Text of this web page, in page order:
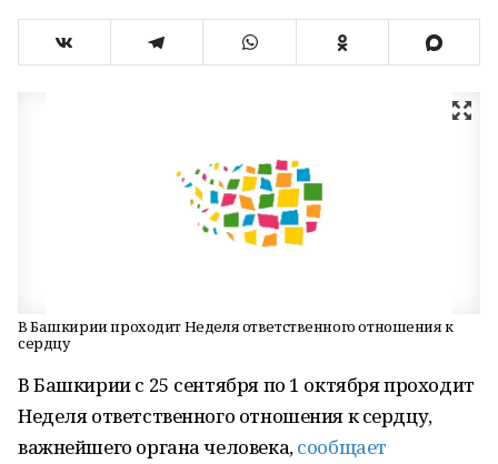
В Башкирии проходит Неделя ответственного отношения к
сердцу
В Башкирии с 25 сентября по 1 октября проходит
Неделя ответственного отношения к сердцу,
важнейшего органа человека,сообщает